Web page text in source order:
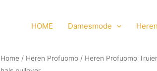
HOME Damesmode
Home / Heren Profuomo / Heren Profuomo